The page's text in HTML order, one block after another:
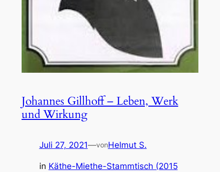
Johannes Gillhoff – Leben, Werk
und Wirkung
Juli 27, 2021—vonHelmut S.
in Käthe-Miethe-Stammtisch (2015